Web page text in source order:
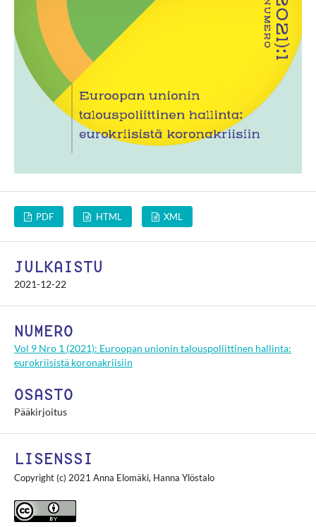
PDF HTML XML
JULKAISTU
2021-12-22
NUMERO
Vol 9 Nro 1 (2021): Euroopan unionin talouspoliittinen hallinta:
eurokriisistä koronakriisiin
OSASTO
Pääkirjoitus
LISENSSI
Copyright (c) 2021 Anna Elomäki, Hanna Ylöstalo